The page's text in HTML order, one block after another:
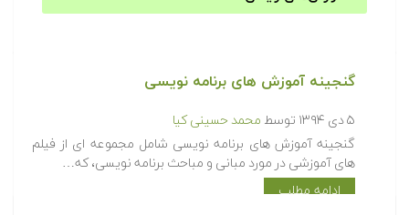
گنجینه آموزش های برنامه نویسی
۵ دی ۱۳۹۴ توسط محمد حسینی کیا
گنجینه آموزش های برنامه نویسی شامل مجموعه ای از فیلم
های آموزشی در مورد مبانی و مباحث برنامه نویسی، که…
ادامه مطلب